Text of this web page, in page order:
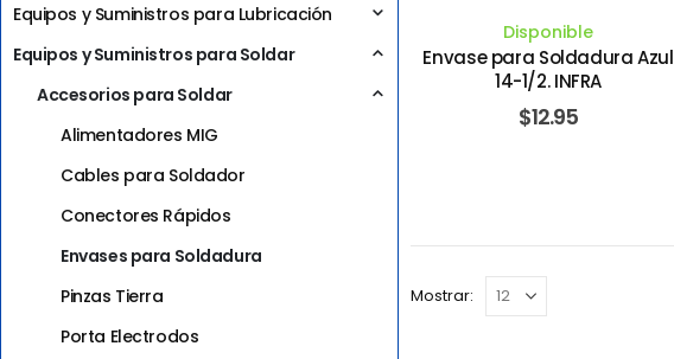
Disponible
Envase para Soldadura Azul
14-1/2. INFRA
$12.95
Mostrar:
Equipos y Suministros para Lubricación
Equipos y Suministros para Soldar
Accesorios para Soldar
Alimentadores MIG
Cables para Soldador
Conectores Rápidos
Envases para Soldadura
Pinzas Tierra
Porta Electrodos